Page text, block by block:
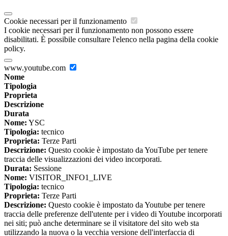
Cookie necessari per il funzionamento
I cookie necessari per il funzionamento non possono essere
disabilitati. È possibile consultare l'elenco nella pagina della cookie
policy.
www.youtube.com
Nome
Tipologia
Proprieta
Descrizione
Durata
Nome: YSC
Tipologia: tecnico
Proprieta: Terze Parti
Descrizione: Questo cookie è impostato da YouTube per tenere
traccia delle visualizzazioni dei video incorporati.
Durata: Sessione
Nome: VISITOR_INFO1_LIVE
Tipologia: tecnico
Proprieta: Terze Parti
Descrizione: Questo cookie è impostato da Youtube per tenere
traccia delle preferenze dell'utente per i video di Youtube incorporati
nei siti; può anche determinare se il visitatore del sito web sta
utilizzando la nuova o la vecchia versione dell'interfaccia di